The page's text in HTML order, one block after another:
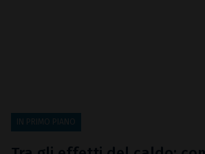
IN PRIMO PIANO